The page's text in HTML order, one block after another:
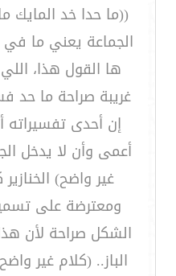
((ما حدا خد المايك
الجماعة يعني ما
ها القول هذا،
غريبة صراحة ما حد
إن أحدى
أعمى وأن لا يدخل
غير واضح)
ومعترضة على
الشكل صراحة لأن
الباز.. (كلام غير